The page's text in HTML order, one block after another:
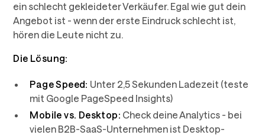
ein schlecht gekleideter Verkäufer. Egal wie gut dein
Angebot ist - wenn der erste Eindruck schlecht ist,
hören die Leute nicht zu.
Die Lösung:
Page Speed: Unter 2,5 Sekunden Ladezeit (teste
mit Google PageSpeed Insights)
Mobile vs. Desktop: Check deine Analytics - bei
vielen B2B-SaaS-Unternehmen ist Desktop-